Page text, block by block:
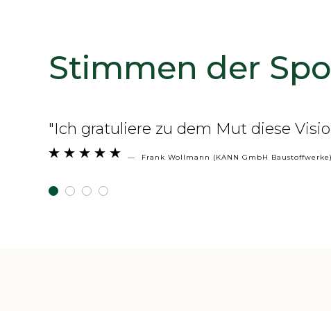
Stimmen der
"Es fasziniert mich, (die richtigen)
     — Bernd Franzen